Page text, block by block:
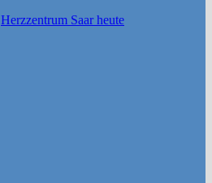
Herzzentrum Saar heute